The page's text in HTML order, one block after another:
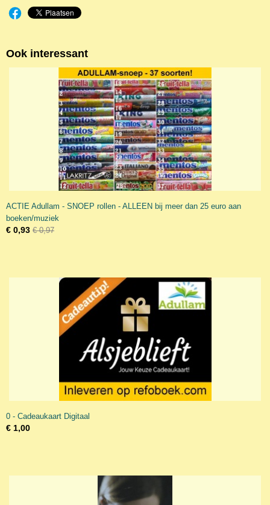
Ook interessant
ACTIE Adullam - SNOEP rollen - ALLEEN bij meer dan 25 euro aan
boeken/muziek
€ 0,93 € 0,97
0 - Cadeaukaart Digitaal
€ 1,00